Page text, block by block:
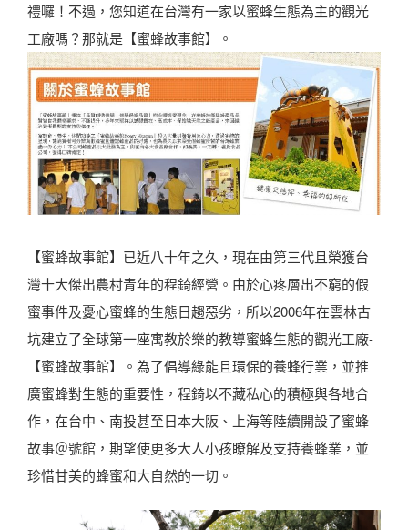
禮囉！不過，您知道在台灣有一家以蜜蜂生態為主的觀光
工廠嗎？那就是【蜜蜂故事館】。
【蜜蜂故事館】已近八十年之久，現在由第三代且榮獲台
灣十大傑出農村青年的程錡經營。由於心疼層出不窮的假
蜜事件及憂心蜜蜂的生態日趨惡劣，所以2006年在雲林古
坑建立了全球第一座寓教於樂的教導蜜蜂生態的觀光工廠-
【蜜蜂故事館】。為了倡導綠能且環保的養蜂行業，並推
廣蜜蜂對生態的重要性，程錡以不藏私心的積極與各地合
作，在台中、南投甚至日本大阪、上海等陸續開設了蜜蜂
故事＠號館，期望使更多大人小孩瞭解及支持養蜂業，並
珍惜甘美的蜂蜜和大自然的一切。